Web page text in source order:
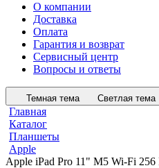
О компании
Доставка
Оплата
Гарантия и возврат
Сервисный центр
Вопросы и ответы
Темная тема Светлая тема
Главная
Каталог
Планшеты
Apple
Apple iPad Pro 11" M5 Wi-Fi